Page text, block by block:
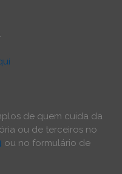
de quem cuida da
ou de terceiros no
ou no formulário de